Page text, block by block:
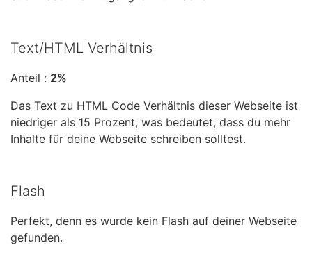
Text/HTML Verhältnis
Anteil : 2%
Das Text zu HTML Code Verhältnis dieser Webseite ist
niedriger als 15 Prozent, was bedeutet, dass du mehr
Inhalte für deine Webseite schreiben solltest.
Flash
Perfekt, denn es wurde kein Flash auf deiner Webseite
gefunden.